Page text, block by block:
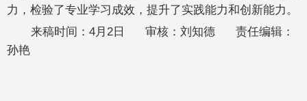
力，检验了专业学习成效，提升了实践能力和创新能力。
来稿时间：4月2日 审核：刘知德 责任编辑：
孙艳